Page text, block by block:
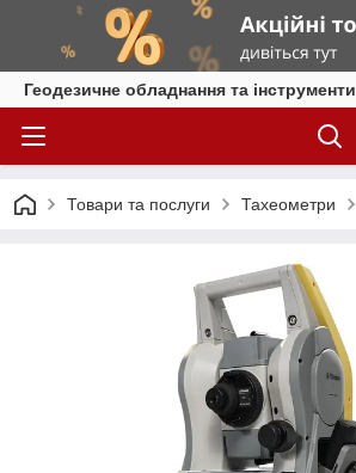
Геодезичне обладнання та інструменти
Товари та послуги Тахеометри